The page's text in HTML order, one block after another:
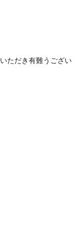
ただき有難うござい